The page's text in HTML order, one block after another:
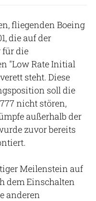
fliegenden Boeing
die auf der
für die
"Low Rate Initial
steht. Diese
soll die
nicht stören,
außerhalb der
zuvor bereits
Meilenstein auf
dem Einschalten
anderen